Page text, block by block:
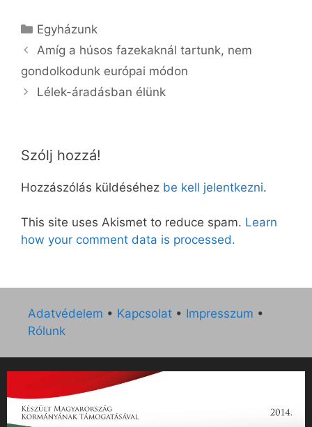
Kategória
Egyházunk
Amíg a húsos fazekaknál tartunk, nem
gondolkodunk európai módon
Lélek-áradásban élünk
Szólj hozzá!
Hozzászólás küldéséhez be kell jelentkezni.
This site uses Akismet to reduce spam. Learn
how your comment data is processed.
Adatvédelem • Kapcsolat • Impresszum •
Rólunk